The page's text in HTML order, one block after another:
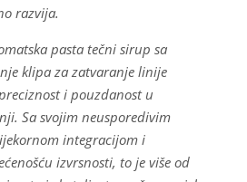
razvija.
pasta tečni sirup sa
klipa za zatvaranje linije
i pouzdanost u
Sa svojim neusporedivim
integracijom i
izvrsnosti, to je više od